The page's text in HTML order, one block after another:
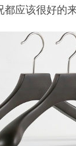
应该很好的来